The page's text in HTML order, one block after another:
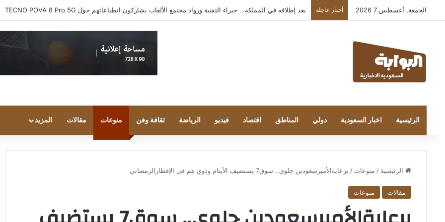
الجمعة, أغسطس 7 2026 أخبار عاجلة بعد إطلاقه في المملكة… خبراء التقنية ورواد مجتمع الألعاب يشاركون انطباعاتهم حول TECNO POVA 8 Pro 5G
الرئيسية اخبار السعودية دولي المناطق اقتصاد فيديو الرياضة ثقافة وفن منوعات مقالات المزيد
الرئيسية / منوعات / برعايةالأميرسعودبن جلوي.. سوق7 يستضيف الأيتام وذوي هم في الإفطارالرمضاني
مقالات منوعات